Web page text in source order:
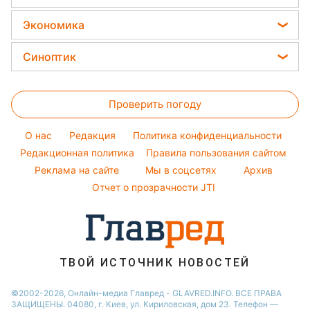
Модные ошибки
Потап
София Ротару
Ольга Сумская
Елена Зеленская
Кейт Миддлтон
Новости Харькова
Новости Полтавы
Новости Сум
Новости Черкассы
Новости Львова
Новости Запорожья
Новости Днепра
Салаты
Простые блюда
Легкие десерты
Праздничное меню
Все о сале
Уборка
Авто
Стирка
Комнатные растения
Экономика
Цены на продукты
Денежная помощь
Курс валют
Синоптик
Магнитные бури
Погода на сегодня
Погода на завтра
Пылевая буря
Проверить погоду
O нас Редакция
Политика конфиденциальности
Редакционная политика
Правила пользования сайтом
Реклама на сайте
Мы в соцсетях
Архив
Отчет о прозрачности JTI
ТВОЙ ИСТОЧНИК НОВОСТЕЙ
©2002-2026, Онлайн-медиа Главред - GLAVRED.INFO. ВСЕ ПРАВА
ЗАЩИЩЕНЫ. 04080, г. Киев, ул. Кириловская, дом 23. Телефон —